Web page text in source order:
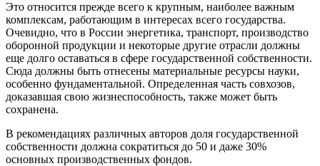
Это относится прежде всего к крупным, наиболее важным
комплексам, работающим в интересах всего государства.
Очевидно, что в России энергетика, транспорт, производство
оборонной продукции и некоторые другие отрасли должны
еще долго оставаться в сфере государственной собственности.
Сюда должны быть отнесены материальные ресурсы науки,
особенно фундаментальной. Определенная часть совхозов,
доказавшая свою жизнеспособность, также может быть
сохранена.
В рекомендациях различных авторов доля государственной
собственности должна сократиться до 50 и даже 30%
основных производственных фондов.